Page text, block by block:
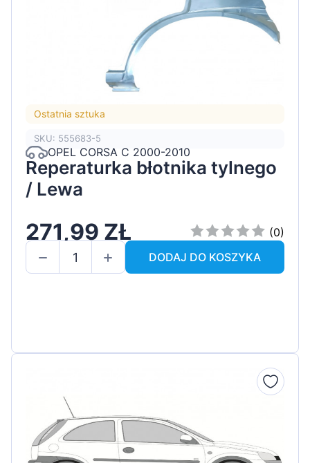
Ostatnia sztuka
SKU: 555683-5
OPEL CORSA C 2000-2010
Reperaturka błotnika tylnego
/ Lewa
271,99 ZŁ
(0)
DODAJ DO KOSZYKA